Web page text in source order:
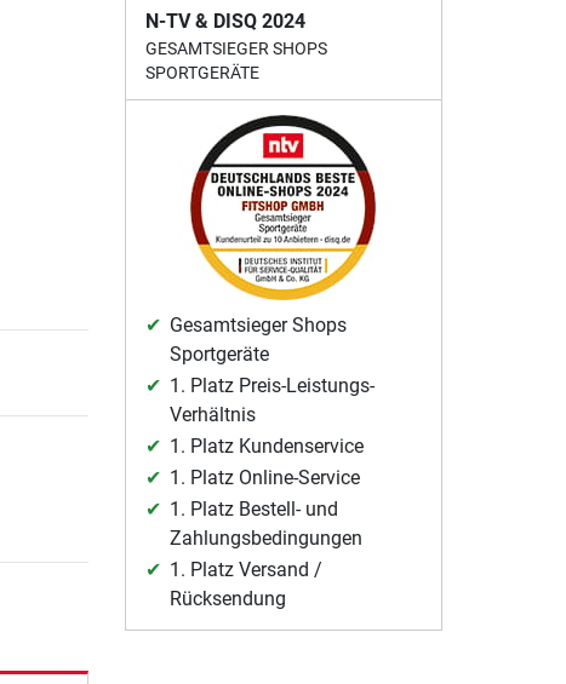
N-TV & DISQ 2024
GESAMTSIEGER SHOPS
SPORTGERÄTE
Gesamtsieger Shops
Sportgeräte
1. Platz Preis-Leistungs-
Verhältnis
1. Platz Kundenservice
1. Platz Online-Service
1. Platz Bestell- und
Zahlungsbedingungen
1. Platz Versand /
Rücksendung